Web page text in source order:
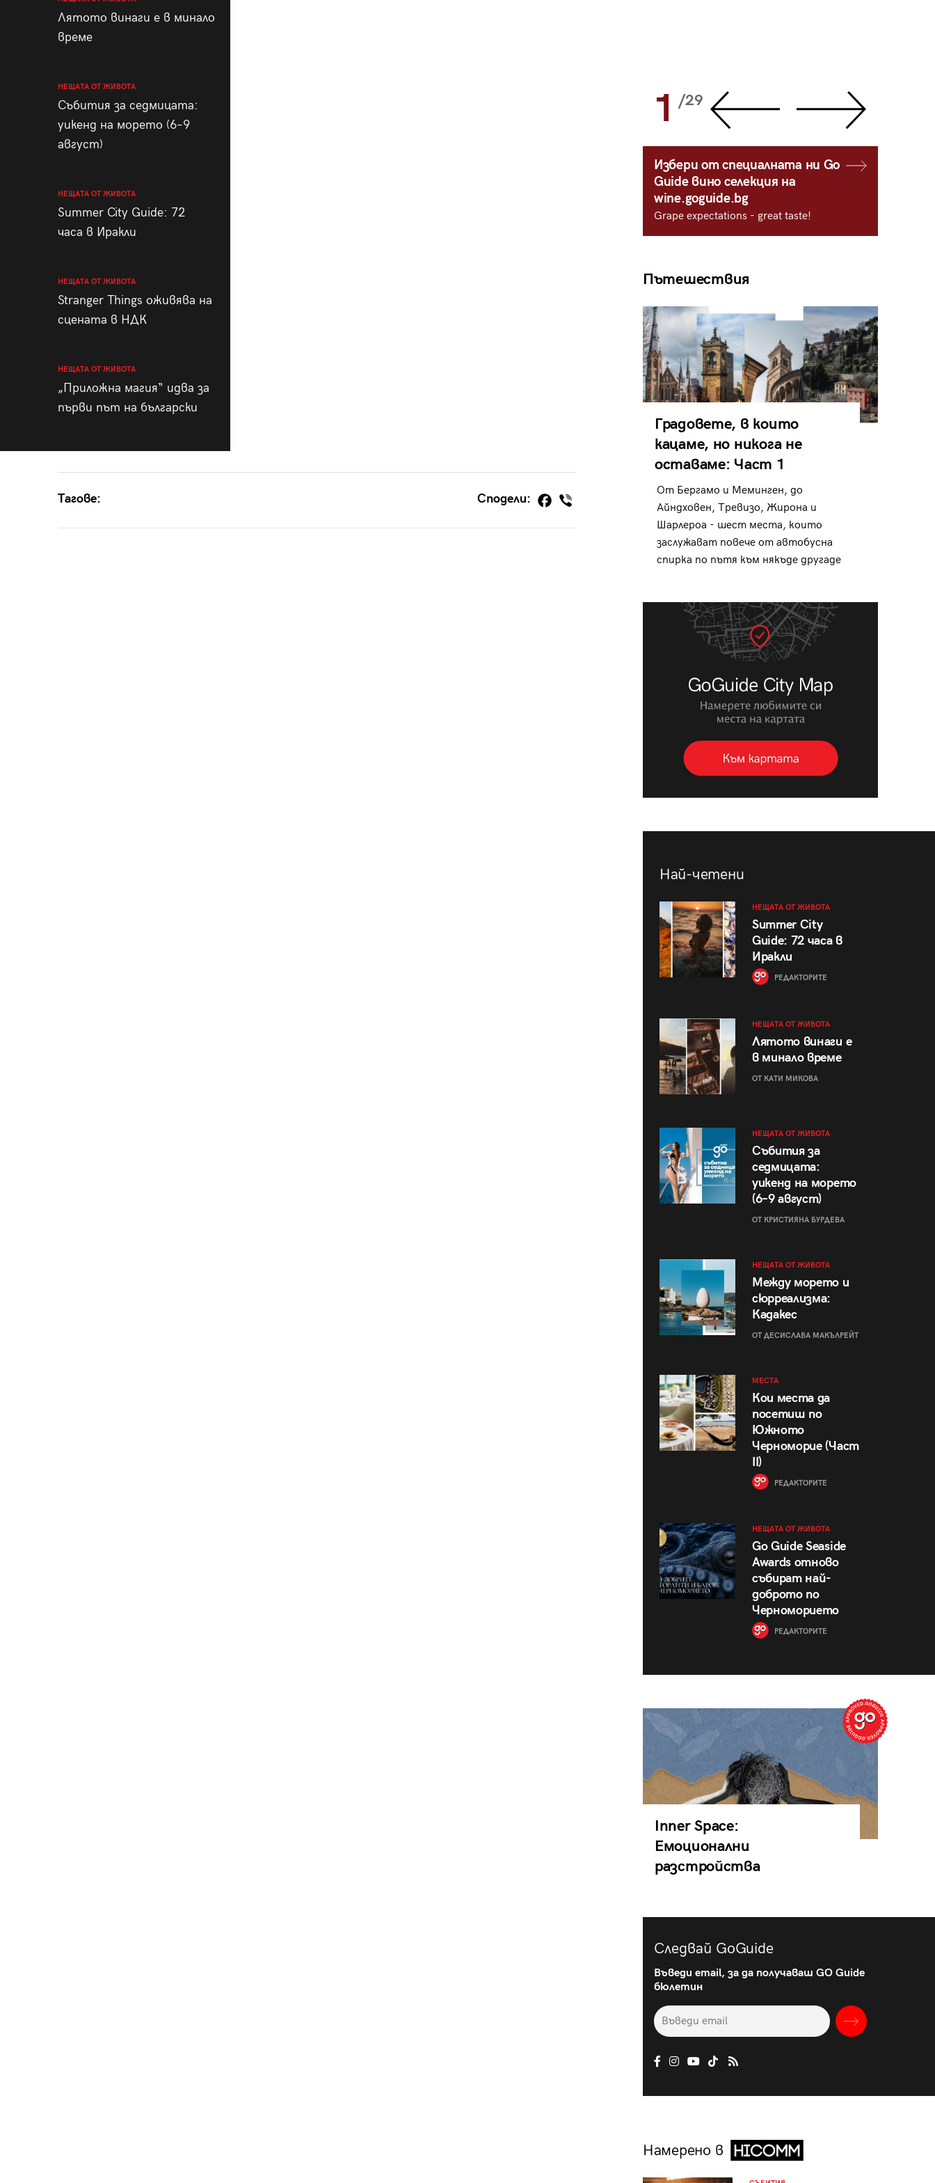
Лятото винаги е в минало
време
НЕЩАТА ОТ ЖИВОТА
Събития за седмицата:
уикенд на морето (6–9
август)
НЕЩАТА ОТ ЖИВОТА
Summer City Guide: 72
часа в Иракли
НЕЩАТА ОТ ЖИВОТА
Stranger Things оживява на
сцената в НДК
НЕЩАТА ОТ ЖИВОТА
„Приложна магия“ идва за
първи път на български
Тагове: Сподели:
28 1 /29
Избери от специалната ни Go
Guide вино селекция на
wine.goguide.bg
Grape expectations - great taste!
Пътешествия
Градовете, в които
кацаме, но никога не
оставаме: Част 1
От Бергамо и Меминген, до
Айндховен, Тревизо, Жирона и
Шарлероа - шест места, които
заслужават повече от автобусна
спирка по пътя към някъде другаде
Най-четени
НЕЩАТА ОТ ЖИВОТА
Summer City
Guide: 72 часа в
Иракли
РЕДАКТОРИТЕ
НЕЩАТА ОТ ЖИВОТА
Лятото винаги е
в минало време
ОТ КАТИ МИКОВА
НЕЩАТА ОТ ЖИВОТА
Събития за
седмицата:
уикенд на морето
(6–9 август)
ОТ КРИСТИЯНА БУРДЕВА
НЕЩАТА ОТ ЖИВОТА
Между морето и
сюрреализма:
Кадакес
ОТ ДЕСИСЛАВА МАКЪЛРЕЙТ
МЕСТА
Кои места да
посетиш по
Южното
Черноморие (Част
II)
РЕДАКТОРИТЕ
НЕЩАТА ОТ ЖИВОТА
Go Guide Seaside
Awards отново
събират най-
доброто по
Черноморието
РЕДАКТОРИТЕ
Inner Space:
Емоционални
разстройства
Следвай GoGuide
Въведи email, за да получаваш GO Guide
бюлетин
Намерено в